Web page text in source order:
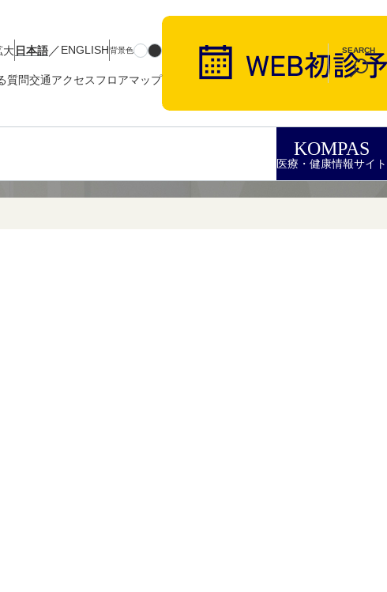
大日本語／ENGLISH背景色
質問交通アクセスフロアマップ
SEARCH
KOMPAS
医療・健康情報サイト